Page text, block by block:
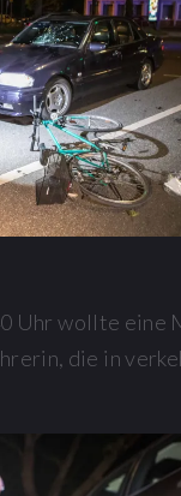
Uhr wollte eine
die in